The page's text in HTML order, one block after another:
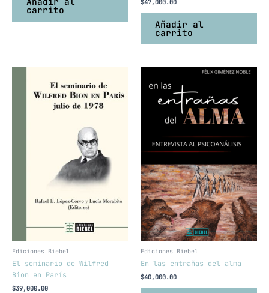
carrito
Añadir al
carrito
Ediciones Biebel
El seminario de Wilfred
Bion en París
$39,000.00
Ediciones Biebel
En las entrañas del alma
$40,000.00